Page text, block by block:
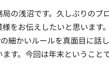
局の浅沼です。久しぶりの
をお伝えしたいと思います
の細かいルールを真面目に
す。今回は年末ということ